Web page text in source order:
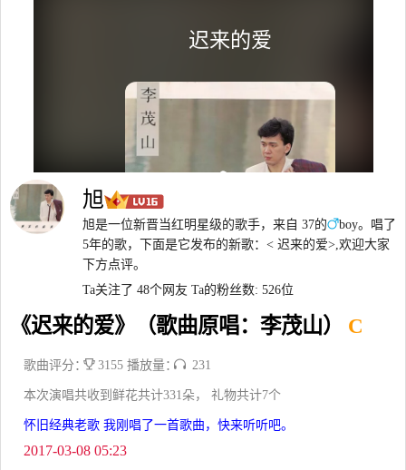
旭
旭是一位新晋当红明星级的歌手，来自 37的
boy。唱了
5年的歌，下面是它发布的新歌：< 迟来的爱>,欢迎大家
下方点评。
Ta关注了 48个网友 Ta的粉丝数: 526位
《迟来的爱》（歌曲原唱：李茂山） C
歌曲评分： 3155 播放量： 231
本次演唱共收到鲜花共计331朵， 礼物共计7个
怀旧经典老歌 我刚唱了一首歌曲，快来听听吧。
2017-03-08 05:23